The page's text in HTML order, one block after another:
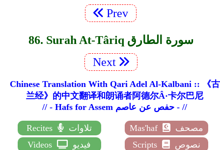
Prev
86. Surah At-Târiq سورة الطارق
Next
Chinese Translation With Qari Adel Al-Kalbani :: 《古
兰经》的中文翻译和朗诵者阿德尔Â·卡尔巴尼
// - Hafs for Assem حفص عن عاصم - //
Recites تلاوات Mas'haf
مصحف
Videos
فيديو Scripts نصوص